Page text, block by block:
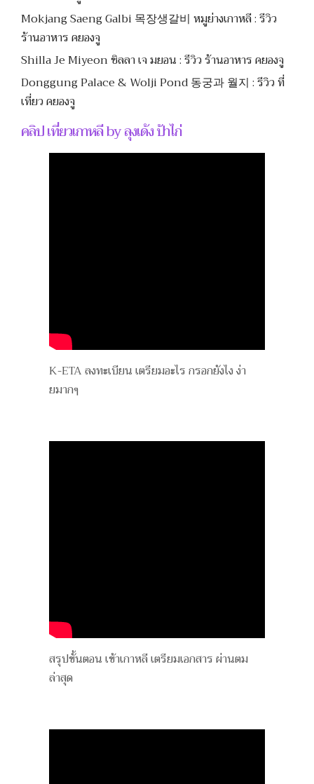
Mokjang Saeng Galbi 목장생갈비 หมูย่างเกาหลี : รีวิว
ร้านอาหาร คยองจู
Shilla Je Miyeon ชิลลา เจ มยอน : รีวิว ร้านอาหาร คยองจู
Donggung Palace & Wolji Pond 동궁과 월지 : รีวิว ที่
เที่ยว คยองจู
คลิป เที่ยวเกาหลี by ลุงเด้ง ป้าไก่
K-ETA ลงทะเบียน เตรียมอะไร กรอกยังไง ง่า
ยมากๆ
สรุปขั้นตอน เข้าเกาหลี เตรียมเอกสาร ผ่านตม
ล่าสุด